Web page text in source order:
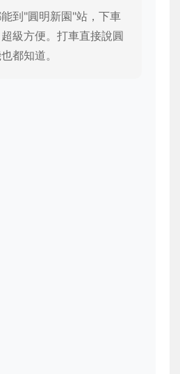
到"圓明新園"站，下車
級方便。打車直接說圓
都知道。